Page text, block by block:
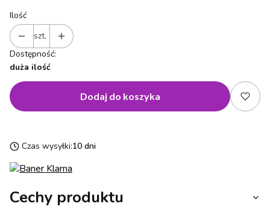
Ilość
szt.
Dostępność:
duża ilość
Dodaj do koszyka
Czas wysyłki:10 dni
Cechy produktu